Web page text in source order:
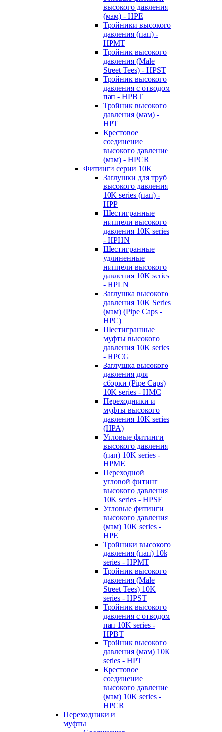
высокого давления
(мам) - HPE
Тройники высокого
давления (пап) -
HPMT
Тройник высокого
давления (Male
Street Tees) - HPST
Тройник высокого
давления с отводом
пап - HPBT
Тройник высокого
давления (мам) -
HPT
Крестовое
соединение
высокого давление
(мам) - HPCR
Фитинги серии 10К
Заглушки для труб
высокого давления
10K series (пап) -
HPP
Шестигранные
ниппели высокого
давления 10K series
- HPHN
Шестигранные
удлиненные
ниппели высокого
давления 10K series
- HPLN
Заглушка высокого
давления 10K Series
(мам) (Pipe Caps -
HPC)
Шестигранные
муфты высокого
давления 10K series
- HPCG
Заглушка высокого
давления для
сборки (Pipe Caps)
10K series - HMC
Переходники и
муфты высокого
давления 10K series
(HPA)
Угловые фитинги
высокого давления
(пап) 10K series -
HPME
Переходной
угловой фитинг
высокого давления
10K series - HPSE
Угловые фитинги
высокого давления
(мам) 10K series -
HPE
Тройники высокого
давления (пап) 10k
series - HPMT
Тройник высокого
давления (Male
Street Tees) 10K
series - HPST
Тройник высокого
давления с отводом
пап 10K series -
HPBT
Тройник высокого
давления (мам) 10K
series - HPT
Крестовое
соединение
высокого давление
(мам) 10K series -
HPCR
Переходники и
муфты